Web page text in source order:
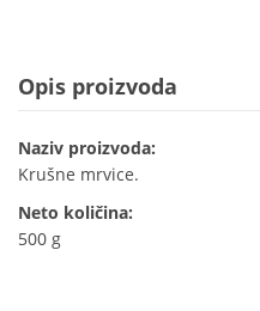
Opis proizvoda
Naziv proizvoda:
Krušne mrvice.
Neto količina:
500 g